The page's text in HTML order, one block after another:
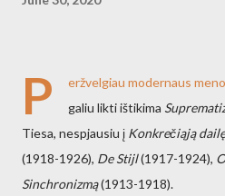
P
eržvelgiau modernaus
galiu likti ištikima
Tiesa, nespjausiu į Konkrečiąją
(1918-1926), De Stijl(1917-1924),
Sinchronizmą(1913-1918).